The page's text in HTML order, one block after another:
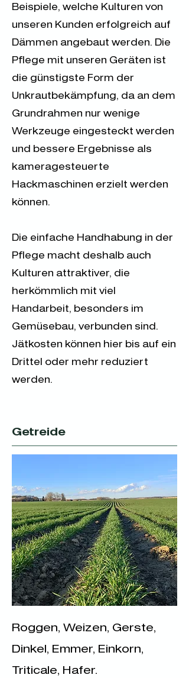
Beispiele, welche Kulturen von
unseren Kunden erfolgreich auf
Dämmen angebaut werden. Die
Pflege mit unseren Geräten ist
die günstigste Form der
Unkrautbekämpfung, da an dem
Grundrahmen nur wenige
Werkzeuge eingesteckt werden
und bessere Ergebnisse als
kameragesteuerte
Hackmaschinen erzielt werden
können.
Die einfache Handhabung in der
Pflege macht deshalb auch
Kulturen attraktiver, die
herkömmlich mit viel
Handarbeit, besonders im
Gemüsebau, verbunden sind.
Jätkosten können hier bis auf ein
Drittel oder mehr reduziert
werden.
Getreide
Roggen, Weizen, Gerste,
Dinkel, Emmer, Einkorn,
Triticale, Hafer.